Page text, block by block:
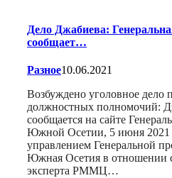
Дело Джабиева:
сообщает…
Разное10.06.2021
Возбуждено уголовное дело
должностных полномочий:
сообщается на сайте
Южной Осетии, 5 июня 2021
управлением Генеральной
Южная Осетия в отношении
эксперта РММЦ…